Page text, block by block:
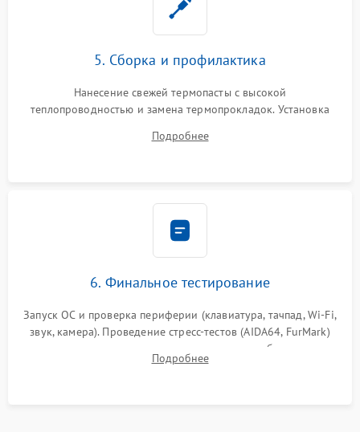
5. Сборка и профилактика
Нанесение свежей термопасты с высокой
теплопроводностью и замена термопрокладок. Установка
шлейфов, модулей памяти и накопителей. Предварительная
Подробнее
6. Финальное тестирование
Запуск ОС и проверка периферии (клавиатура, тачпад, Wi-Fi,
звук, камера). Проведение стресс-тестов (AIDA64, FurMark)
для контроля температурного режима и стабильности
системы под пиковой нагрузкой.
Подробнее